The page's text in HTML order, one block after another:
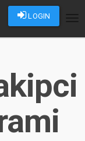
LOGIN